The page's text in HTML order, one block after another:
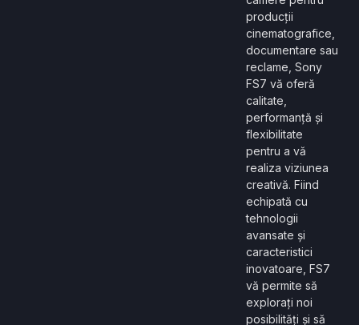
producții
cinematografice,
documentare sau
reclame, Sony
FS7 vă oferă
calitate,
performanță și
flexibilitate
pentru a vă
realiza viziunea
creativă. Fiind
echipată cu
tehnologii
avansate și
caracteristici
inovatoare, FS7
vă permite să
explorați noi
posibilități și să